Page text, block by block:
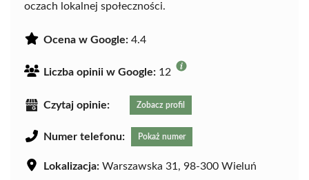
oczach lokalnej społeczności.
Ocena w Google: 4.4
Liczba opinii w Google: 12
Czytaj opinie: Zobacz profil
Numer telefonu: Pokaż numer
Lokalizacja: Warszawska 31, 98-300 Wieluń